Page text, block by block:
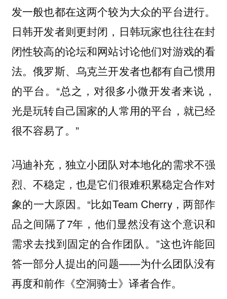
发一般也都在这两个较为大众的平台进行。
日韩开发者则更封闭，日韩玩家也往往在封
闭性较高的论坛和网站讨论他们对游戏的看
法。俄罗斯、乌克兰开发者也都有自己惯用
的平台。“总之，对很多小微开发者来说，
光是玩转自己国家的人常用的平台，就已经
很不容易了。”
冯迪补充，独立小团队对本地化的需求不强
烈、不稳定，也是它们很难积累稳定合作对
象的一大原因。“比如Team Cherry，两部作
品之间隔了7年，他们显然没有这个意识和
需求去找到固定的合作团队。”这也许能回
答一部分人提出的问题——为什么团队没有
再度和前作《空洞骑士》译者合作。